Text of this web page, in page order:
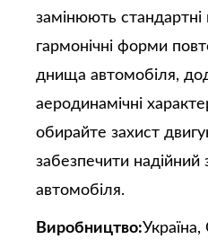
замінюють стандартні
гармонічні форми
днища автомобіля,
аеродинамічні
обирайте захист
забезпечити надійний
автомобіля.
Виробництво: